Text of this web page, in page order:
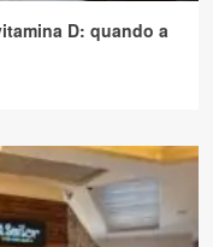
D: quando a